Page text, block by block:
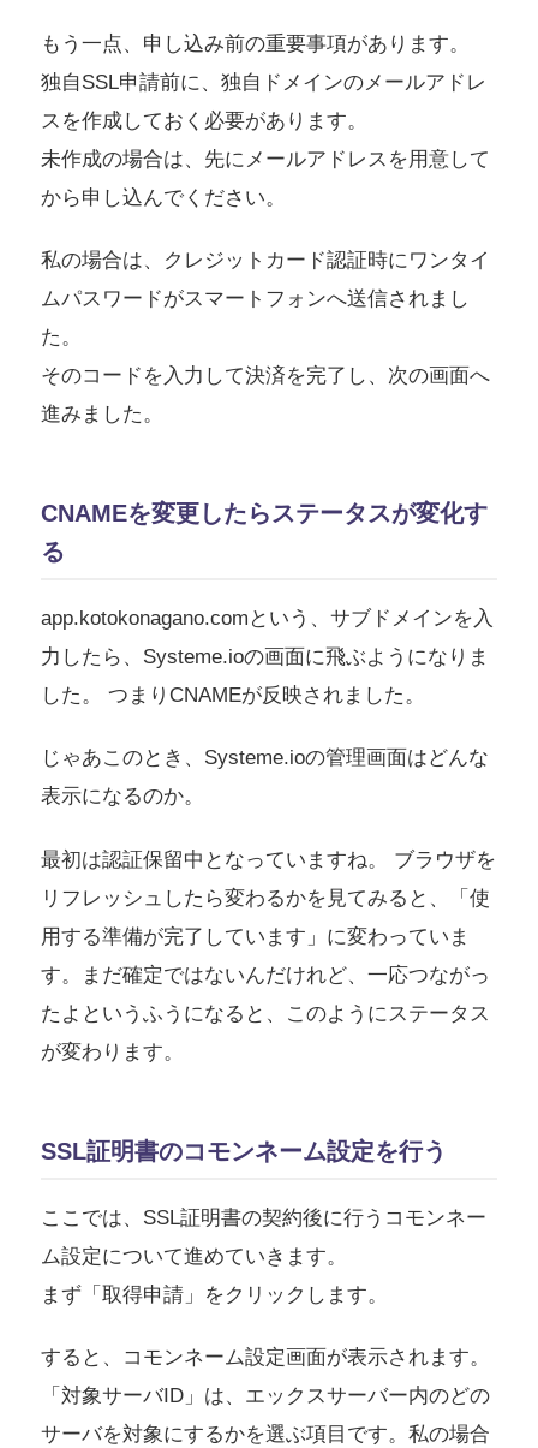
もう一点、申し込み前の重要事項があります。
独自SSL申請前に、独自ドメインのメールアドレ
スを作成しておく必要があります。
未作成の場合は、先にメールアドレスを用意して
から申し込んでください。
私の場合は、クレジットカード認証時にワンタイ
ムパスワードがスマートフォンへ送信されまし
た。
そのコードを入力して決済を完了し、次の画面へ
進みました。
CNAMEを変更したらステータスが変化す
る
app.kotokonagano.comという、サブドメインを入
力したら、Systeme.ioの画面に飛ぶようになりま
した。 つまりCNAMEが反映されました。
じゃあこのとき、Systeme.ioの管理画面はどんな
表示になるのか。
最初は認証保留中となっていますね。 ブラウザを
リフレッシュしたら変わるかを見てみると、「使
用する準備が完了しています」に変わっていま
す。まだ確定ではないんだけれど、一応つながっ
たよというふうになると、このようにステータス
が変わります。
SSL証明書のコモンネーム設定を行う
ここでは、SSL証明書の契約後に行うコモンネー
ム設定について進めていきます。
まず「取得申請」をクリックします。
すると、コモンネーム設定画面が表示されます。
「対象サーバID」は、エックスサーバー内のどの
サーバを対象にするかを選ぶ項目です。私の場合